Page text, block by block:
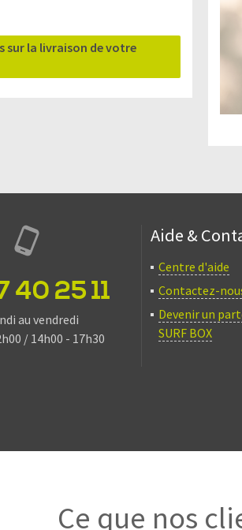
sur la livraison de votre
40 25 11
au vendredi
/ 14h00 - 17h30
Aide &
Centre d'aide
Contactez-
Devenir un
SURF BOX
Ce que nos